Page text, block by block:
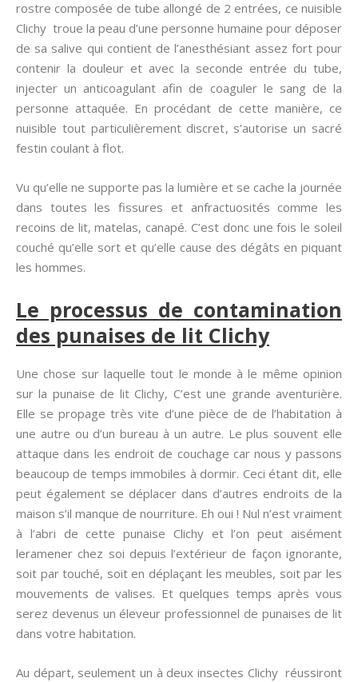
rostre composée de tube allongé de 2 entrées, ce nuisible
Clichy troue la peau d’une personne humaine pour déposer
de sa salive qui contient de l’anesthésiant assez fort pour
contenir la douleur et avec la seconde entrée du tube,
injecter un anticoagulant afin de coaguler le sang de la
personne attaquée. En procédant de cette manière, ce
nuisible tout particulièrement discret, s’autorise un sacré
festin coulant à flot.
Vu qu’elle ne supporte pas la lumière et se cache la journée
dans toutes les fissures et anfractuosités comme les
recoins de lit, matelas, canapé. C’est donc une fois le soleil
couché qu’elle sort et qu’elle cause des dégâts en piquant
les hommes.
Le processus de contamination
des punaises de lit Clichy
Une chose sur laquelle tout le monde à le même opinion
sur la punaise de lit Clichy, C’est une grande aventurière.
Elle se propage très vite d’une pièce de de l’habitation à
une autre ou d’un bureau à un autre. Le plus souvent elle
attaque dans les endroit de couchage car nous y passons
beaucoup de temps immobiles à dormir. Ceci étant dit, elle
peut également se déplacer dans d’autres endroits de la
maison s’il manque de nourriture. Eh oui ! Nul n’est vraiment
à l’abri de cette punaise Clichy et l’on peut aisément
leramener chez soi depuis l’extérieur de façon ignorante,
soit par touché, soit en déplaçant les meubles, soit par les
mouvements de valises. Et quelques temps après vous
serez devenus un éleveur professionnel de punaises de lit
dans votre habitation.
Au départ, seulement un à deux insectes Clichy réussiront